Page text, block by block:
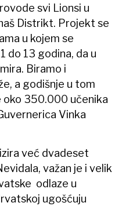
svi Lionsi u
Distrikt. Projekt se
u kojem se
do 13 godina, da u
Biramo i
a godišnje u tom
oko 350.000 učenika
Vinka
već dvadeset
važan je i velik
odlaze u
ugošćuju